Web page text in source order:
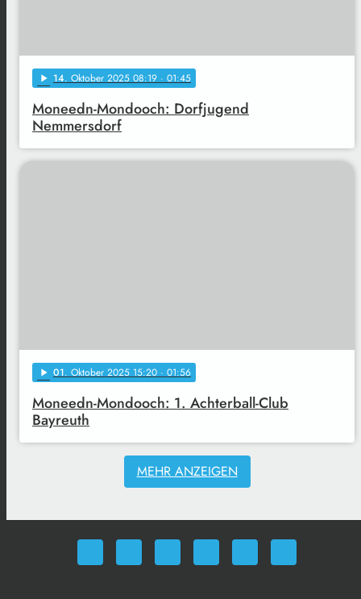
play_arrow 14. Oktober 2025 08:19 · 01:45
Moneedn-Mondooch: Dorfjugend
Nemmersdorf
play_arrow 01. Oktober 2025 15:20 · 01:56
Moneedn-Mondooch: 1. Achterball-Club
Bayreuth
MEHR ANZEIGEN